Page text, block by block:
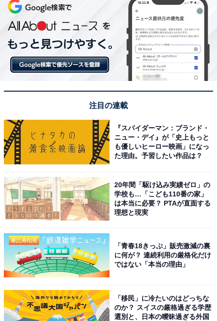
PCとスマホを同時に繋いでも余裕のパワーで、デ
スクのコンセント周りが劇的に片付きました
手のひらサイズで驚くほど軽いのに、これ1台で旅
質感が高く所有欲を満たしてくれますし、発熱も抑
えられていて安心して毎日フル活用しています
デスク周りをスマートに整えたい人や、出張先でも妥協
のない充電環境を構築したい人には、おすすめの商品と
いえそうです。
注目の連載
『スパイダーマン：ブランド・
ニュー・デイ』が「史上もっと
も優しいヒーロー映画」になっ
た理由。予習したい作品は？
20年間「駆け込み実績ゼロ」の
学校も…「こども110番の家」
は本当に必要？ PTAが直面する
理想と現実
「青春18きっぷ」販売激減の裏
に何が？ 連続利用の厳格化だけ
ではない「本当の理由」
「移民」に冷たいのはどっちな
のか？ スイスの厳格過ぎる学歴
選別と、日本の曖昧過ぎる外国